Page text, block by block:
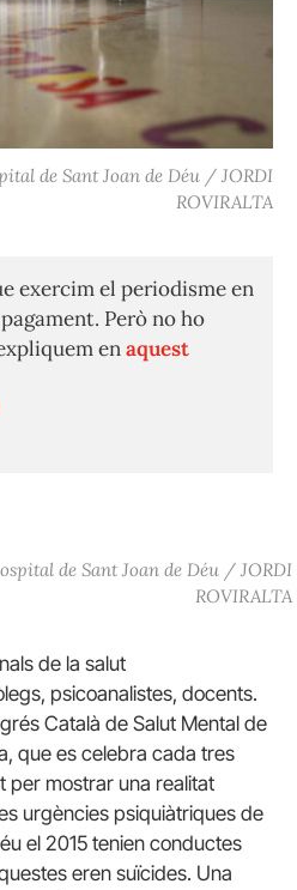
de Sant Joan de Déu / JORDI
ROVIRALTA
exercim el periodisme en
Però no ho
enaquest
de Sant Joan de Déu / JORDI
ROVIRALTA
de la salut
psicoanalistes, docents.
Català de Salut Mental de
que es celebra cada tres
per mostrar una realitat
urgències psiquiàtriques de
el 2015 tenien conductes
eren suïcides. Una